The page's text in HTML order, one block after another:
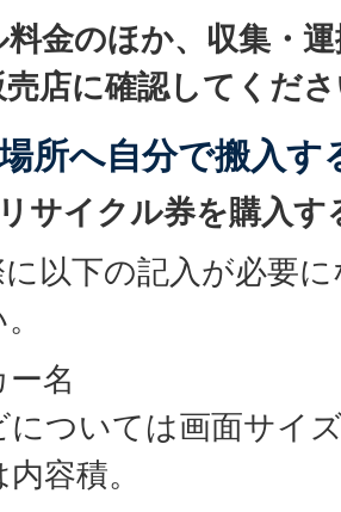
料金のほか、収集・
店に確認してくだ
所へ自分で搬入す
サイクル券を購入す
以下の記入が必要
ー名
については画面サイ
容積。